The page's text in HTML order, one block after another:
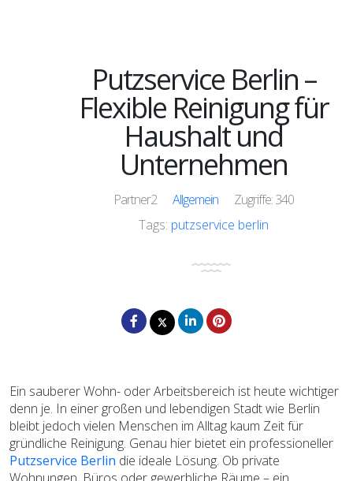
Putzservice Berlin –
Flexible Reinigung für
Haushalt und
Unternehmen
Partner2 Allgemein
Zugriffe: 340
Tags: putzservice berlin
Ein sauberer Wohn- oder Arbeitsbereich ist heute wichtiger
denn je. In einer großen und lebendigen Stadt wie Berlin
bleibt jedoch vielen Menschen im Alltag kaum Zeit für
gründliche Reinigung. Genau hier bietet ein professioneller
Putzservice Berlin die ideale Lösung. Ob private